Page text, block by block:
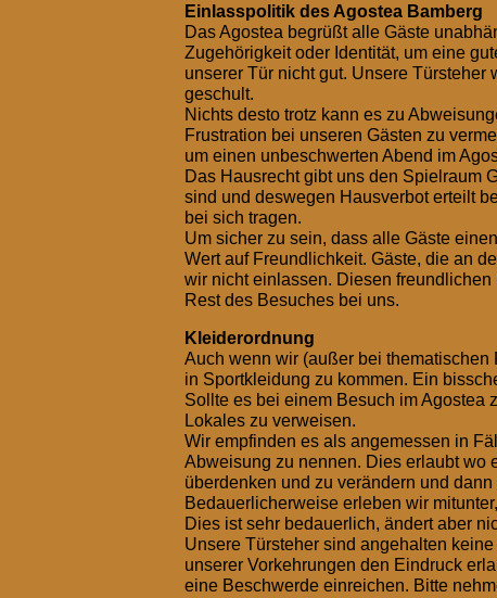
Einlasspolitik des Agostea Bamberg
Das Agostea begrüßt alle Gäste
Zugehörigkeit oder Identität, um eine
unserer Tür nicht gut. Unsere
geschult.
Nichts desto trotz kann es zu
Frustration bei unseren Gästen zu
um einen unbeschwerten Abend im
Das Hausrecht gibt uns den Spielraum
sind und deswegen Hausverbot erteilt
bei sich tragen.
Um sicher zu sein, dass alle Gäste
Wert auf Freundlichkeit. Gäste, die an
wir nicht einlassen. Diesen
Rest des Besuches bei uns.
Kleiderordnung
Auch wenn wir (außer bei
in Sportkleidung zu kommen. Ein
Sollte es bei einem Besuch im Agostea
Lokales zu verweisen.
Wir empfinden es als angemessen in
Abweisung zu nennen. Dies erlaubt wo
überdenken und zu verändern und
Bedauerlicherweise erleben wir
Dies ist sehr bedauerlich, ändert aber
Unsere Türsteher sind angehalten
unserer Vorkehrungen den Eindruck
eine Beschwerde einreichen. Bitte